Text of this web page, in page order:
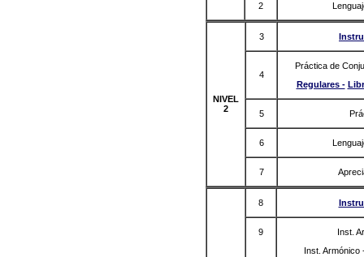
2
NIVEL
2
3
4
Práctica de
Regulares -
5
6
7
8
9
Inst.
Inst.